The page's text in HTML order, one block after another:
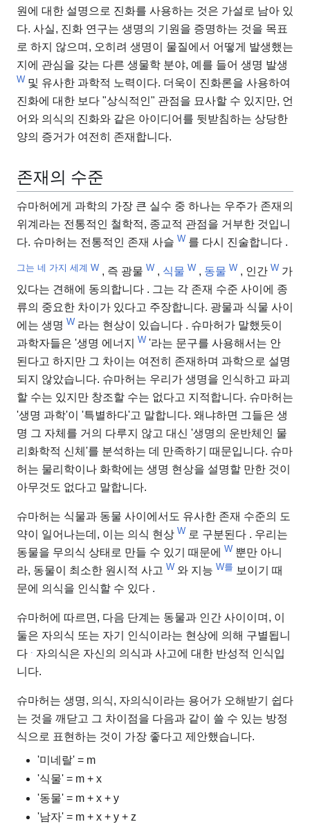
원에 대한 설명으로 진화를 사용하는 것은 가설로 남아 있
다. 사실, 진화 연구는 생명의 기원을 증명하는 것을 목표
로 하지 않으며, 오히려 생명이 물질에서 어떻게 발생했는
지에 관심을 갖는 다른 생물학 분야, 예를 들어 생명 발생
W 및 유사한 과학적 노력이다. 더욱이 진화론을 사용하여
진화에 대한 보다 "상식적인" 관점을 묘사할 수 있지만, 언
어와 의식의 진화와 같은 아이디어를 뒷받침하는 상당한
양의 증거가 여전히 존재합니다.
존재의 수준
슈마허에게 과학의 가장 큰 실수 중 하나는 우주가 존재의
위계라는 전통적인 철학적, 종교적 관점을 거부한 것입니
다. 슈마허는 전통적인 존재 사슬 W 를 다시 진술합니다 .
그는 네 가지 세계 W , 즉 광물 W , 식물 W , 동물 W , 인간 W 가
있다는 견해에 동의합니다 . 그는 각 존재 수준 사이에 종
류의 중요한 차이가 있다고 주장합니다. 광물과 식물 사이
에는 생명 W 라는 현상이 있습니다 . 슈마허가 말했듯이
과학자들은 '생명 에너지 W '라는 문구를 사용해서는 안
된다고 하지만 그 차이는 여전히 존재하며 과학으로 설명
되지 않았습니다. 슈마허는 우리가 생명을 인식하고 파괴
할 수는 있지만 창조할 수는 없다고 지적합니다. 슈마허는
'생명 과학'이 '특별하다'고 말합니다. 왜냐하면 그들은 생
명 그 자체를 거의 다루지 않고 대신 '생명의 운반체인 물
리화학적 신체'를 분석하는 데 만족하기 때문입니다. 슈마
허는 물리학이나 화학에는 생명 현상을 설명할 만한 것이
아무것도 없다고 말합니다.
슈마허는 식물과 동물 사이에서도 유사한 존재 수준의 도
약이 일어나는데, 이는 의식 현상 W 로 구분된다 . 우리는
동물을 무의식 상태로 만들 수 있기 때문에 W 뿐만 아니
라, 동물이 최소한 원시적 사고 W 와 지능 W를 보이기 때
문에 의식을 인식할 수 있다 .
슈마허에 따르면, 다음 단계는 동물과 인간 사이이며, 이
둘은 자의식 또는 자기 인식이라는 현상에 의해 구별됩니
다
자의식은 자신의 의식과 사고에 대한 반성적 인식입
니다.
슈마허는 생명, 의식, 자의식이라는 용어가 오해받기 쉽다
는 것을 깨닫고 그 차이점을 다음과 같이 쓸 수 있는 방정
식으로 표현하는 것이 가장 좋다고 제안했습니다.
'미네랄' = m
'식물' = m + x
'동물' = m + x + y
'남자' = m + x + y + z